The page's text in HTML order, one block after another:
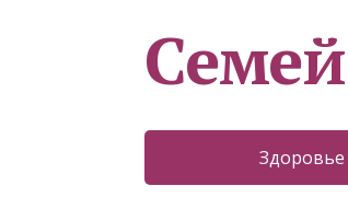
Здоровье